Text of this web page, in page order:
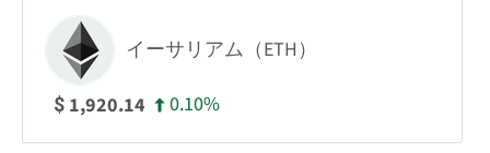
イーサリアム（ETH）
$ 1,920.14 0.10%